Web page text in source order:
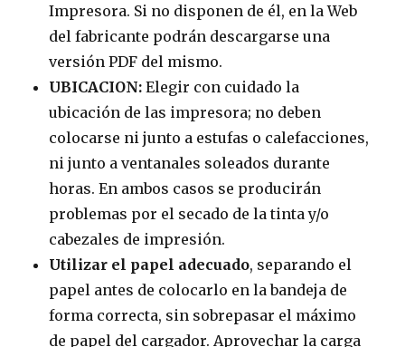
Impresora. Si no disponen de él, en la Web
del fabricante podrán descargarse una
versión PDF del mismo.
UBICACION: Elegir con cuidado la
ubicación de las impresora; no deben
colocarse ni junto a estufas o calefacciones,
ni junto a ventanales soleados durante
horas. En ambos casos se producirán
problemas por el secado de la tinta y/o
cabezales de impresión.
Utilizar el papel adecuado, separando el
papel antes de colocarlo en la bandeja de
forma correcta, sin sobrepasar el máximo
de papel del cargador. Aprovechar la carga